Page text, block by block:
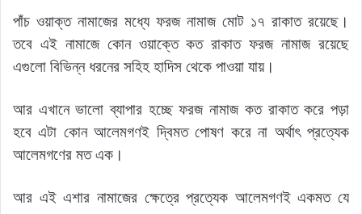
পাঁচ ওয়াক্ত নামাজের মধ্যে ফরজ নামাজ মোট ১৭ রাকাত রয়েছে।
তবে এই নামাজে কোন ওয়াক্তে কত রাকাত ফরজ নামাজ রয়েছে
এগুলো বিভিন্ন ধরনের সহিহ হাদিস থেকে পাওয়া যায়।
আর এখানে ভালো ব্যাপার হচ্ছে ফরজ নামাজ কত রাকাত করে পড়া
হবে এটা কোন আলেমগণই দ্বিমত পোষণ করে না অর্থাৎ প্রত্যেক
আলেমগণের মত এক।
আর এই এশার নামাজের ক্ষেত্রে প্রত্যেক আলেমগণই একমত যে